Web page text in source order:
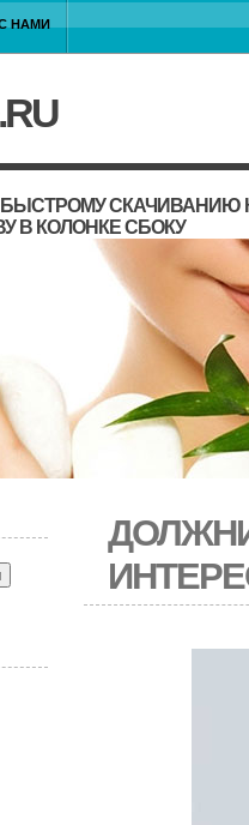
НАМИ
СКАЧИВАНИЮ
В КОЛОНКЕ СБОКУ